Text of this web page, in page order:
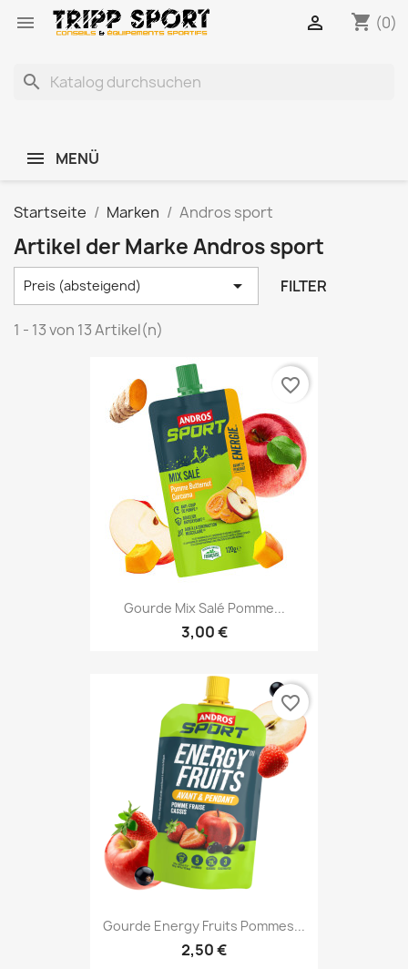
 shopping_cart (0)

search
MENÜ
Startseite Marken Andros sport
Artikel der Marke Andros sport
Preis (absteigend)  FILTER
1 - 13 von 13 Artikel(n)
Gourde Mix Salé Pomme...
3,00 €
favorite_border
Gourde Energy Fruits Pommes...
2,50 €
favorite_border